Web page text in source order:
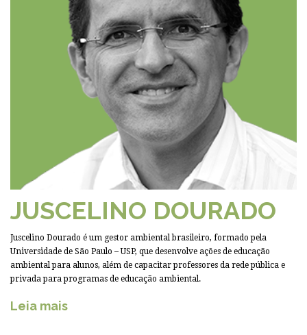
JUSCELINO DOURADO
Juscelino Dourado é um gestor ambiental brasileiro, formado pela
Universidade de São Paulo – USP, que desenvolve ações de educação
ambiental para alunos, além de capacitar professores da rede pública e
privada para programas de educação ambiental.
Leia mais